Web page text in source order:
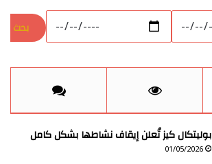
بوليتكال كيز تُعلن إيقاف نشاطها بشكل كامل
01/05/2026